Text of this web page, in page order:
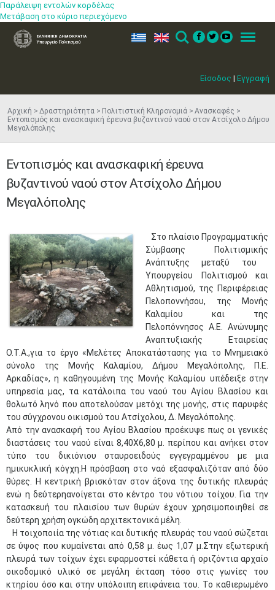
Παράλειψη εντολών κορδέλας
Μετάβαση στο κύριο περιεχόμενο
Είσοδος | Εγγραφή
ελ en Search Menu
Αρχική Δραστηριότητα Πολιτιστική Κληρονομιά
Ανασκαφές
Εντοπισμός και ανασκαφική έρευνα βυζαντινού ναού στον Ατσίχολο Δήμου
Μεγαλόπολης
Εντοπισμός και ανασκαφική έρευνα
βυζαντινού ναού στον Ατσίχολο Δήμου
Μεγαλόπολης
​Στο πλαίσιο Προγραμματικής
Σύμβασης Πολιτισμικής
Ανάπτυξης μεταξύ του ​​
Υπουργείου Πολιτισμού και
Αθλητισμού, της Περιφέρειας
Πελοποννήσου, της Μονής
Καλαμίου και της
Πελοπόννησος Α.Ε. Ανώνυμης
Αναπτυξιακής Εταιρείας
Ο.Τ.Α.,για το έργο «Μελέτες Αποκατάστασης για το Μνημειακό
σύνολο της Μονής Καλαμίου, Δήμου Μεγαλόπολης, Π.Ε.
Αρκαδίας», η καθηγουμένη της Μονής Καλαμίου υπέδειξε στην
υπηρεσία μας, τα κατάλοιπα του ναού του Αγίου Βλασίου και
θολωτό ληνό που αποτελούσαν μετόχι της μονής, στις παρυφές
του σύγχρονου οικισμού του Ατσίχολου, Δ. Μεγαλόπολης.
​​​Από την ανασκαφή του Αγίου Βλασίου προέκυψε πως οι γενικές
διαστάσεις του ναού είναι 8,40Χ6,80 μ. περίπου και ανήκει στον
τύπο του δικιόνιου σταυροειδούς εγγεγραμμένου με μια
ημικυκλική κόγχη.Η πρόσβαση στο ναό εξασφαλιζόταν από δύο
θύρες. Η κεντρική βρισκόταν στον άξονα της δυτικής πλευράς
ενώ η δεύτερηανοίγεται στο κέντρο του νότιου τοίχου. Για την
κατασκευή του πλαισίου των θυρών έχουν χρησιμοποιηθεί σε
δεύτερη χρήση ογκώδη αρχιτεκτονικά μέλη.
Η τοιχοποιία της νότιας και δυτικής πλευράς του ναού σώζεται
σε ύψος που κυμαίνεται από 0,58 μ. έως 1,07 μ.Στην εξωτερική
πλευρά των τοίχων έχει εφαρμοστεί κάθετα ή οριζόντια αρχαίο
οικοδομικό υλικό σε μεγάλη έκταση τόσο στις γωνίες του
κτηρίου όσο και στην υπόλοιπη επιφάνεια του. Το καθιερωμένο